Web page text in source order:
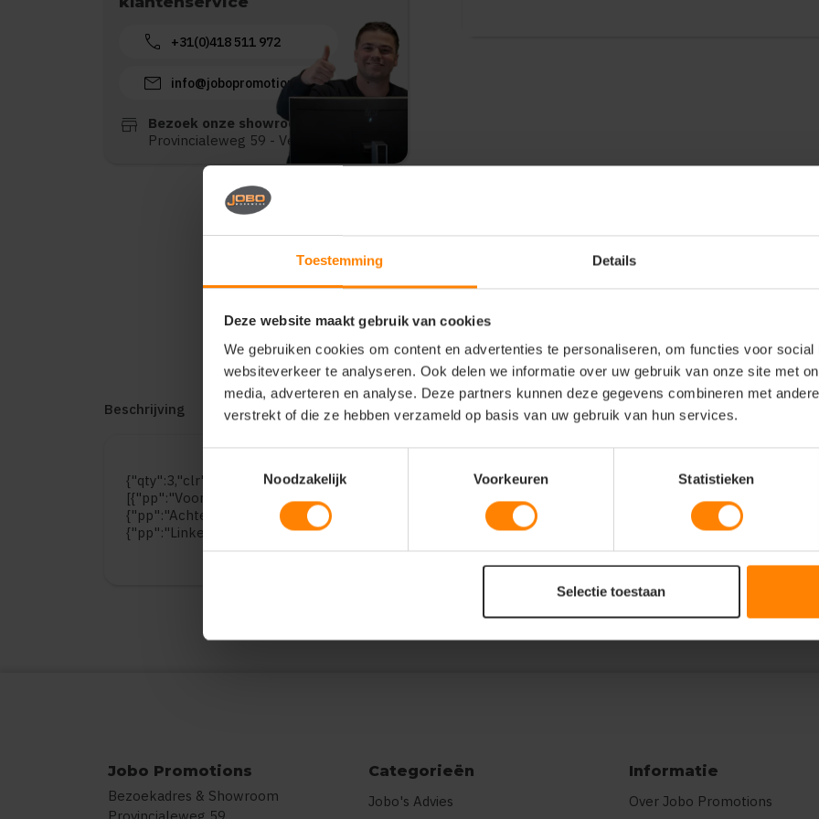
Toestemming Details
Deze website maakt gebruik van cookies
We gebruiken cookies om content en advertenties te personaliseren, om functies voor social
websiteverkeer te analyseren. Ook delen we informatie over uw gebruik van onze site met
media, adverteren en analyse. Deze partners kunnen deze gegevens combineren met
verstrekt of die ze hebben verzameld op basis van uw gebruik van hun services.
Noodzakelijk
Voorkeuren Statistieken
Selectie toestaan
call +31(0)418 511 972
mail info@jobopromotions.nl
store
Bezoek onze showroom:
Provincialeweg 59 - Velddriel
Beschrijving Reviews (0)
{"qty":3,"clr":"Deep Black","szs":{"106\/116":3},"prnts":
[{"pp":"Voorzijde","pt":"Bedrukking","ct":"Twee kleuren"},
{"pp":"Achterzijde","pt":"Bedrukking","ct":"Twee kleuren"},
{"pp":"Linkermouw","pt":"Bedrukking","ct":"Twee kleuren"}]}
Jobo Promotions
Bezoekadres & Showroom
Categorieën
Jobo's Advies
Informatie
Over Jobo Promotions